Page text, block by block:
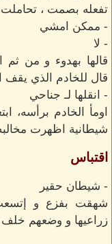
تفعله بصمت ،
- ممكن امشي
- لا
قالها بهدوء و من ثم
قال للخادم الذي يقف
- انقلها لـ جناحي
اومأ الخادم برأسه،
شيطانية اظهرت
اقتباس
- شيطان حقير
شهقت بفزع و
زراعيها و وضعهم